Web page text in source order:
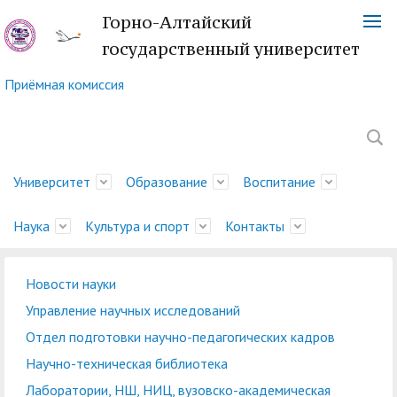
Горно-Алтайский
государственный университет
Приёмная комиссия
Университет
Обращение ректора
Ученый совет
Военный учебный центр
при ГАГУ
Отдел
делопроизводства
Образование
Факультеты
управление
Методический совет
ГАГУ
Воспитание
Управление
молодежной политики
и воспитательной
деятельности
психологической
помощи
Наука
Новости науки
исследований
Отдел подготовки
научно-педагогических
Культура и спорт
Немецкий культурный
центр
Китая
Туристский клуб
"Горизонт"
Контакты
Телефонный справочник
Символика ГАГУ
Карта сайта
Новости науки
Управление научных исследований
Отдел подготовки научно-педагогических кадров
Научно-техническая библиотека
Лаборатории, НШ, НИЦ, вузовско-академическая